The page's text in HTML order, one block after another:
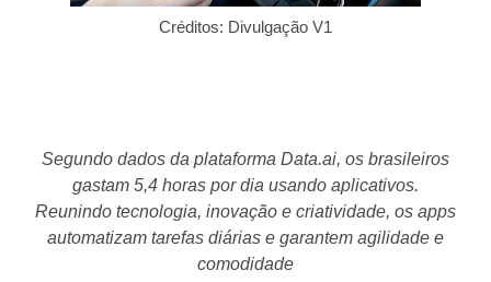
Créditos: Divulgação V1
Segundo dados da plataforma Data.ai, os brasileiros
gastam 5,4 horas por dia usando aplicativos.
Reunindo tecnologia, inovação e criatividade, os apps
automatizam tarefas diárias e garantem agilidade e
comodidade